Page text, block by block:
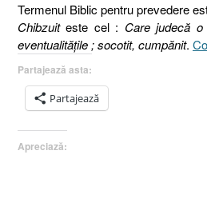
Termenul Biblic pentru prevedere
Chibzuiteste cel : Care judecă
eventualităţile ; socotit, cumpănit.
Partajează asta:
Partajează
Apreciază: